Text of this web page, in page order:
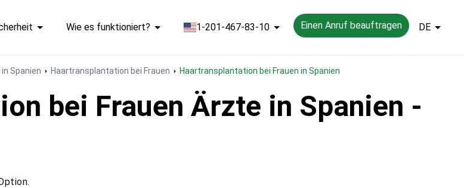
Wie es funktioniert? 1-201-467-83-10 Einen Anruf beauftragen DE
Spanien Haartransplantation bei Frauen Haartransplantation bei Frauen in Spanien
bei Frauen Ärzte in Spanien -